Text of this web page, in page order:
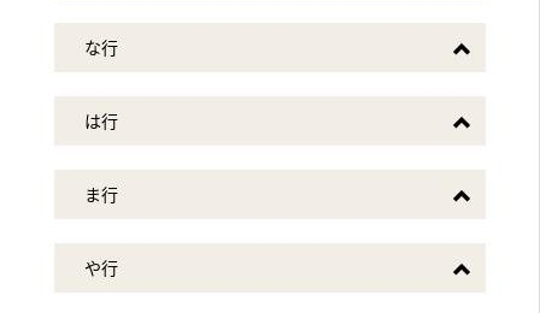
テレビ東京「所さんの学校では教えてくれないそこんトコロ！」
TBSテレビ「爆報！THEフライデー」
2019年5月22日放送
テレビ朝日「羽鳥慎一 モーニングショー」
2019年5月15日放送
な行
は行
ま行
や行